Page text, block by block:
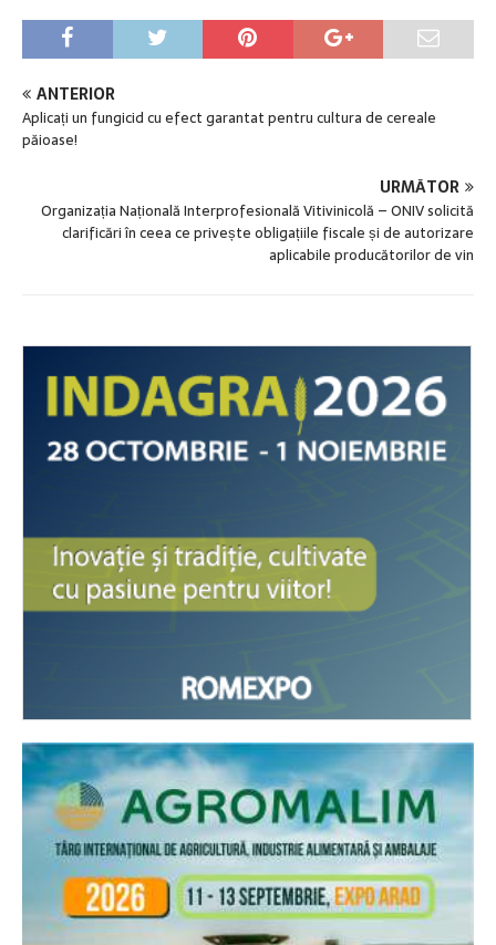
ANTERIOR
Aplicați un fungicid cu efect garantat pentru cultura de cereale
păioase!
URMĂTOR
Organizația Națională Interprofesională Vitivinicolă – ONIV solicită
clarificări în ceea ce privește obligațiile fiscale și de autorizare
aplicabile producătorilor de vin